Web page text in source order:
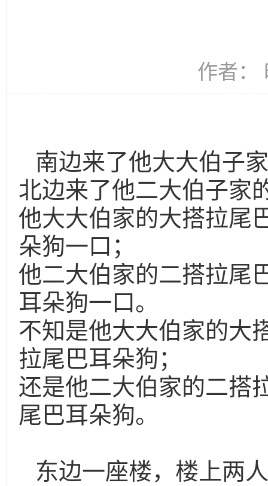
作者：
南边来了他大大伯子
北边来了他二大伯子家
他大大伯家的大搭拉尾
朵狗一口；
他二大伯家的二搭拉尾
耳朵狗一口。
不知是他大大伯家的大
拉尾巴耳朵狗；
还是他二大伯家的二搭
尾巴耳朵狗。
东边一座楼，楼上两